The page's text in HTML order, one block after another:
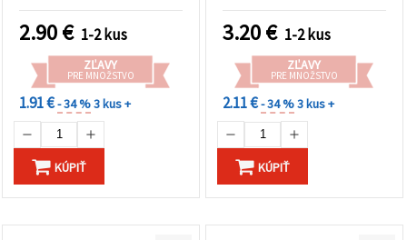
2.90€ 1-2 kus
ZĽAVY
PRE MNOŽSTVO
1.91 €- 34 %3 kus +
KÚPIŤ
3.20€ 1-2 kus
ZĽAVY
PRE MNOŽSTVO
2.11 €- 34 %3 kus +
KÚPIŤ